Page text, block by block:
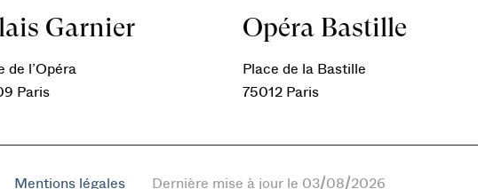
Garnier
de l’Opéra
Paris
Opéra Bastille
Place de la Bastille
75012 Paris
Mentions légales Dernière mise à jour le 03/08/2026